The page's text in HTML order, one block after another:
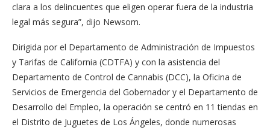
clara a los delincuentes que eligen operar fuera de la industria
legal más segura”, dijo Newsom.
Dirigida por el Departamento de Administración de Impuestos
y Tarifas de California (CDTFA) y con la asistencia del
Departamento de Control de Cannabis (DCC), la Oficina de
Servicios de Emergencia del Gobernador y el Departamento de
Desarrollo del Empleo, la operación se centró en 11 tiendas en
el Distrito de Juguetes de Los Ángeles, donde numerosas